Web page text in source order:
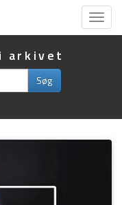
Vis
arkivet
Søg